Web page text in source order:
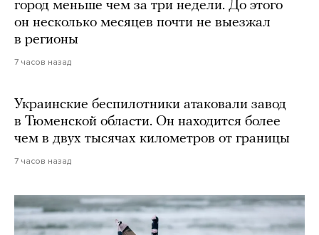
город меньше чем за три недели. До этого
он несколько месяцев почти не выезжал
в регионы
7 часов назад
Украинские беспилотники атаковали завод
в Тюменской области. Он находится более
чем в двух тысячах километров от границы
7 часов назад